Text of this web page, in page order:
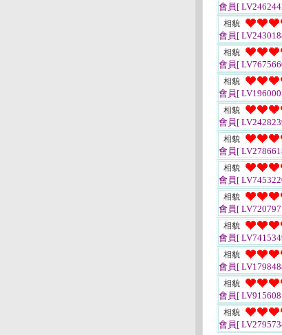
會員[
相貌
會員[
相貌
會員[
相貌
會員[
相貌
會員[
相貌
會員[
相貌
會員[
相貌
會員[
相貌
會員[
相貌
會員[
相貌
會員[
相貌
會員[